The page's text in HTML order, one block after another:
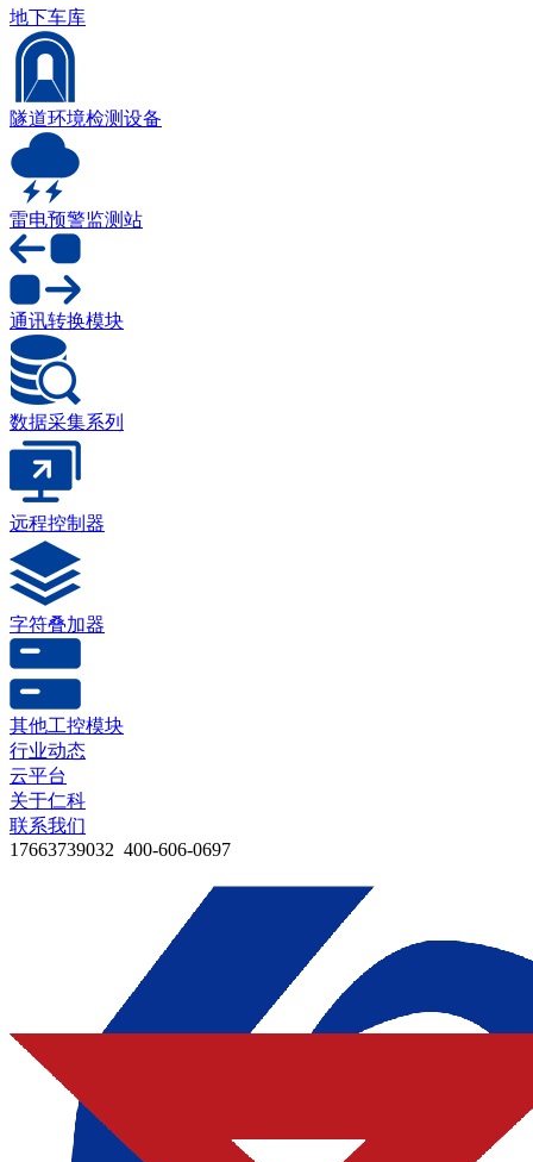
地下车库
隧道环境检测设备
雷电预警监测站
通讯转换模块
数据采集系列
远程控制器
字符叠加器
其他工控模块
行业动态
云平台
关于仁科
联系我们
17663739032 400-606-0697